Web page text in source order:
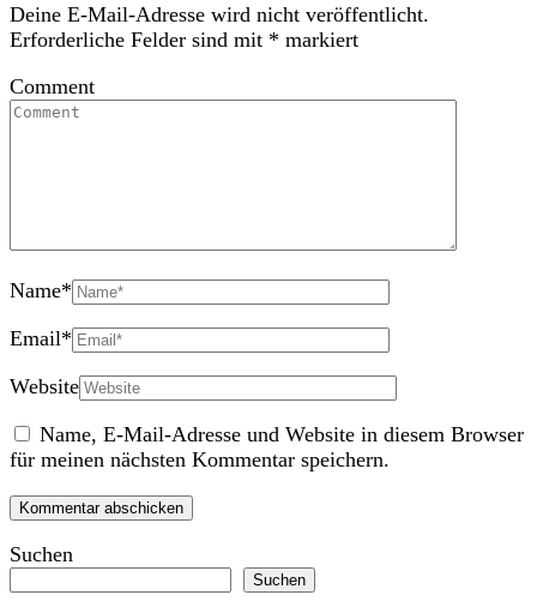
Deine E-Mail-Adresse wird nicht veröffentlicht.
Erforderliche Felder sind mit * markiert
Comment
Name*
Email*
Website
Name, E-Mail-Adresse und Website in diesem Browser
für meinen nächsten Kommentar speichern.
Suchen
Suchen